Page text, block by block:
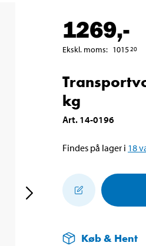
1269,-
Ekskl. moms: 1015 20
kg
Art. 14-0196
Findes på lager i 18
Køb & Hent